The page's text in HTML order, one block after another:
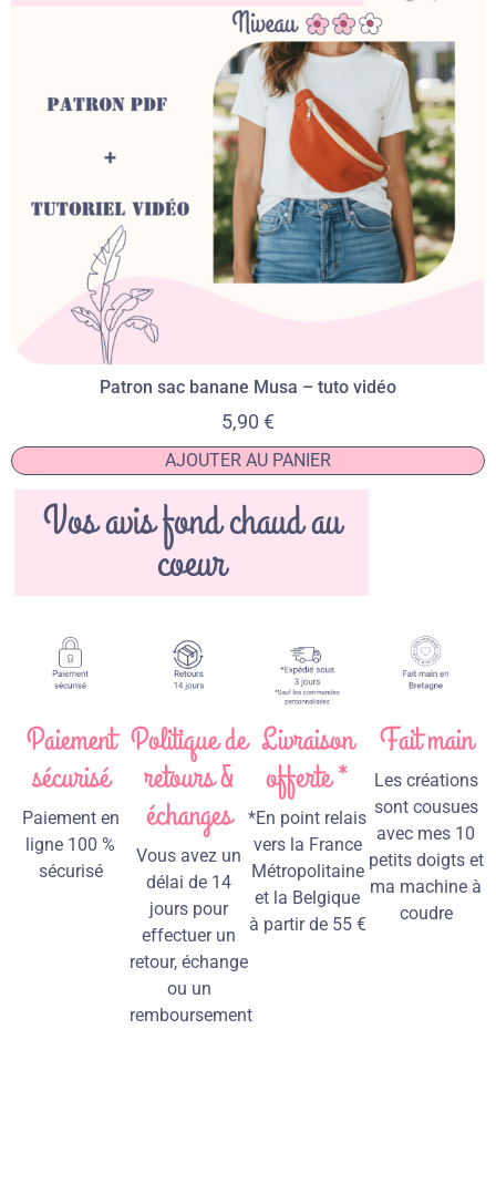
Patron sac banane Musa – tuto vidéo
5,90 €
AJOUTER AU PANIER
Vos avis fond chaud au
coeur
Paiement
sécurisé
Paiement en
ligne 100 %
sécurisé
Politique de
retours &
échanges
Vous avez un
délai de 14
jours pour
effectuer un
retour, échange
ou un
remboursement
Livraison
offerte *
*En point relais
vers la France
Métropolitaine
et la Belgique
à partir de 55 €
Fait main
Les créations
sont cousues
avec mes 10
petits doigts et
ma machine à
coudre